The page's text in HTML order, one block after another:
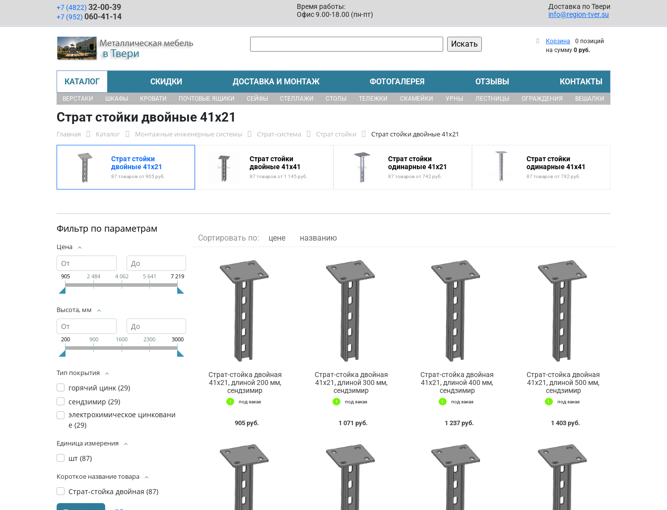
+7 (4822) 32-00-39
+7 (952) 060-41-14
Время работы:
Офис 9.00-18.00 (пн-пт)
Доставка по Твери
info@region-tver.su
Корзина
0 позиций
на сумму 0 руб.
КАТАЛОГ СКИДКИ ДОСТАВКА И МОНТАЖ ФОТОГАЛЕРЕЯ ОТЗЫВЫ КОНТАКТЫ
ВЕРСТАКИ ШКАФЫ КРОВАТИ ПОЧТОВЫЕ ЯЩИКИ СЕЙФЫ СТЕЛЛАЖИ СТОЛЫ ТЕЛЕЖКИ СКАМЕЙКИ УРНЫ ЛЕСТНИЦЫ ОГРАЖДЕНИЯ ВЕШАЛКИ
Страт стойки двойные 41x21
Главная Каталог Монтажные инженерные системы Страт-система Страт стойки Страт стойки двойные 41x21
Страт стойки
двойные 41x21
87 товаров от 905 руб.
Страт стойки
двойные 41x41
87 товаров от 1 145 руб.
Страт стойки
одинарные 41x21
87 товаров от 742 руб.
Страт стойки
одинарные 41x41
87 товаров от 792 руб.
Фильтр по параметрам
Цена
905 2 484 4 062 5 641 7 219
Высота, мм
200 900 1600 2300 3000
Тип покрытия
горячий цинк (29)
сендзимир (29)
электрохимическое цинковани
е (29)
Единица измерения
шт (87)
Короткое название товара
Страт-стойка двойная (87)
Сортировать по: цене названию
Страт-стойка двойная
41х21, длиной 200 мм,
сендзимир
под заказ
905 руб.
Страт-стойка двойная
41х21, длиной 300 мм,
сендзимир
под заказ
1 071 руб.
Страт-стойка двойная
41х21, длиной 400 мм,
сендзимир
под заказ
1 237 руб.
Страт-стойка двойная
41х21, длиной 500 мм,
сендзимир
под заказ
1 403 руб.